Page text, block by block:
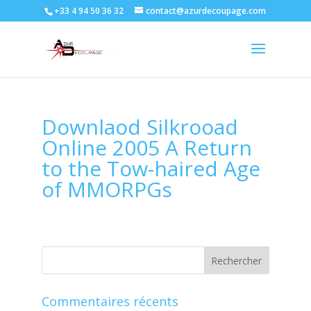
+33 4 94 50 36 32 contact@azurdecoupage.com
Downlaod Silkrooad
Online 2005 A Return
to the Tow-haired Age
of MMORPGs
Commentaires récents